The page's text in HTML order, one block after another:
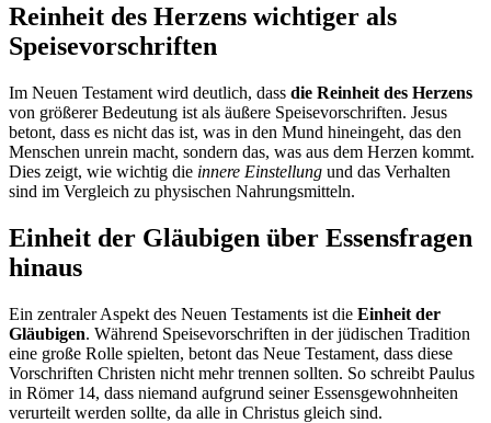
Reinheit des Herzens wichtiger als
Speisevorschriften
Im Neuen Testament wird deutlich, dass die Reinheit des Herzens
von größerer Bedeutung ist als äußere Speisevorschriften. Jesus
betont, dass es nicht das ist, was in den Mund hineingeht, das den
Menschen unrein macht, sondern das, was aus dem Herzen kommt.
Dies zeigt, wie wichtig die innere Einstellung und das Verhalten
sind im Vergleich zu physischen Nahrungsmitteln.
Einheit der Gläubigen über Essensfragen
hinaus
Ein zentraler Aspekt des Neuen Testaments ist die Einheit der
Gläubigen. Während Speisevorschriften in der jüdischen Tradition
eine große Rolle spielten, betont das Neue Testament, dass diese
Vorschriften Christen nicht mehr trennen sollten. So schreibt Paulus
in Römer 14, dass niemand aufgrund seiner Essensgewohnheiten
verurteilt werden sollte, da alle in Christus gleich sind.